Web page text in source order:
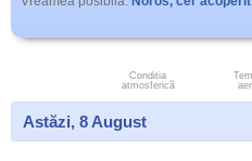
Conditia
atmosferică
Astăzi, 8 August